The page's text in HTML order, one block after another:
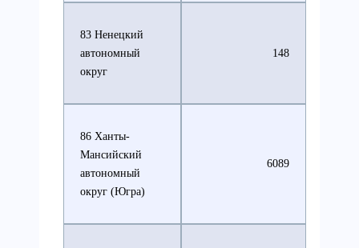
83 Ненецкий
автономный
округ
148
86 Ханты-
Мансийский
автономный
округ (Югра)
6089